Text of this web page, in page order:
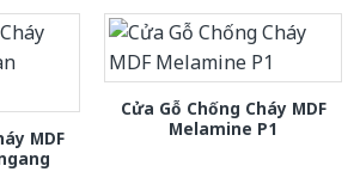
MDF
Cửa Gỗ Chống Cháy MDF
Melamine P1